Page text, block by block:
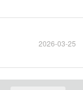
2026-03-25